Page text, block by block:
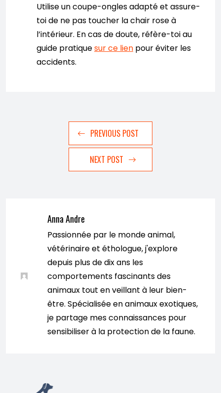
Utilise un coupe-ongles adapté et assure-
toi de ne pas toucher la chair rose à
l’intérieur. En cas de doute, réfère-toi au
guide pratiquesur ce lien pour éviter les
accidents.
PREVIOUS POST
NEXT POST
Anna Andre
Passionnée par le monde animal,
vétérinaire et éthologue, j'explore
depuis plus de dix ans les
comportements fascinants des
animaux tout en veillant à leur bien-
être. Spécialisée en animaux exotiques,
je partage mes connaissances pour
sensibiliser à la protection de la faune.